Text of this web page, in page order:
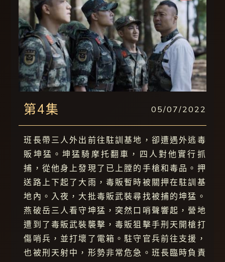
第4集 05/07/2022
班長帶三人外出前往駐訓基地，卻遭遇外逃毒
販坤猛。坤猛騎摩托翻車，四人對他實行抓
捕，從他身上發現了已上膛的手槍和毒品。押
送路上下起了大雨，毒販暫時被關押在駐訓基
地內。入夜，大批毒販武裝尋找被捕的坤猛。
燕破岳三人看守坤猛，突然口哨聲響起，營地
遭到了毒販武裝襲擊，毒販狙擊手刑天開槍打
傷哨兵，並打壞了電箱。駐守官兵前往支援，
也被刑天射中，形勢非常危急。班長臨時負責